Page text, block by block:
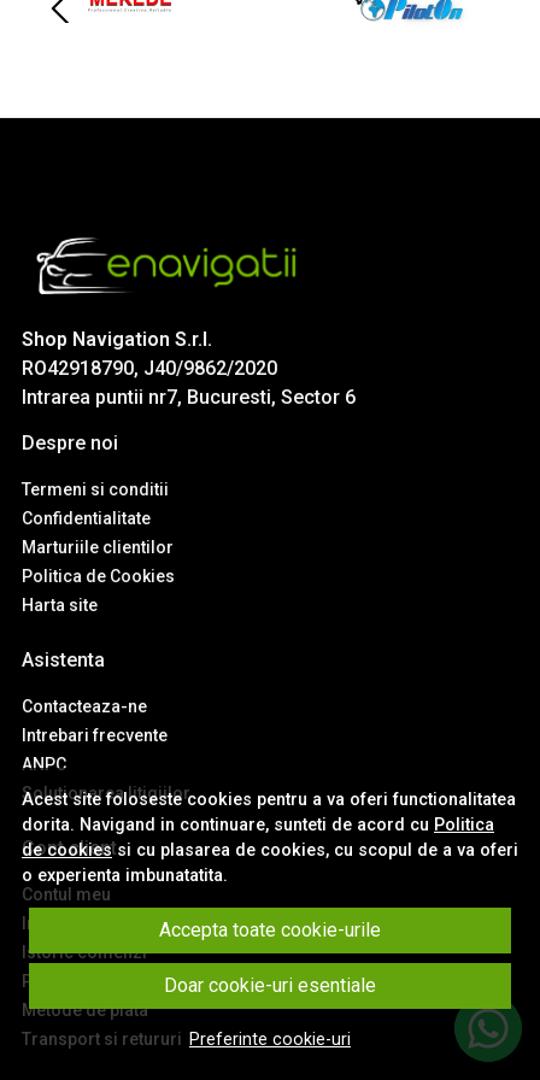
Acest site foloseste cookies pentru a va oferi functionalitatea
dorita. Navigand in continuare, sunteti de acord cu Politica
de cookiessi cu plasarea de cookies, cu scopul de a va oferi
o experienta imbunatatita.
Accepta toate cookie-urile
Doar cookie-uri esentiale
Preferinte cookie-uri
Shop Navigation S.r.l.
RO42918790, J40/9862/2020
Intrarea puntii nr7, Bucuresti, Sector 6
Despre noi
Termeni si conditii
Confidentialitate
Marturiile clientilor
Politica de Cookies
Harta site
Asistenta
Contacteaza-ne
Intrebari frecvente
ANPC
Solutionarea litigiilor
Cont client
Contul meu
Inregistrare
Istoric comenzi
Produse favorite
Metode de plata
Transport si retururi